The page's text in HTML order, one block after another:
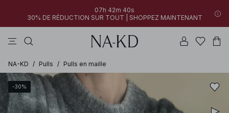
07h 42m 40s
30% DE RÉDUCTION SUR TOUT | SHOPPEZ MAINTENANT
NA-KD / Pulls / Pulls en maille
-30%